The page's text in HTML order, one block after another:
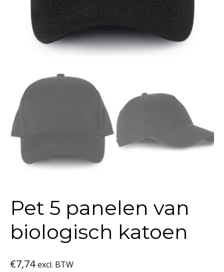
Pet 5 panelen van
biologisch katoen
€7,74 excl. BTW